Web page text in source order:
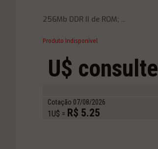
256Mb DDR II de ROM; ...
Produto Indisponível
U$ consulte
Cotação 07/08/2026
1U$ = R$ 5.25